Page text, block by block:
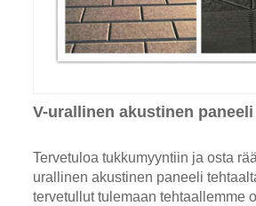
V-urallinen akustinen paneeli
Tervetuloa tukkumyyntiin ja osta
urallinen akustinen paneeli
tervetullut tulemaan tehtaallemme